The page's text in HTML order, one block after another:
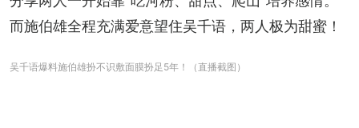
而施伯雄全程充满爱意望住吴千语，两人极为甜蜜！
吴千语爆料施伯雄扮不识敷面膜扮足5年！（直播截图）